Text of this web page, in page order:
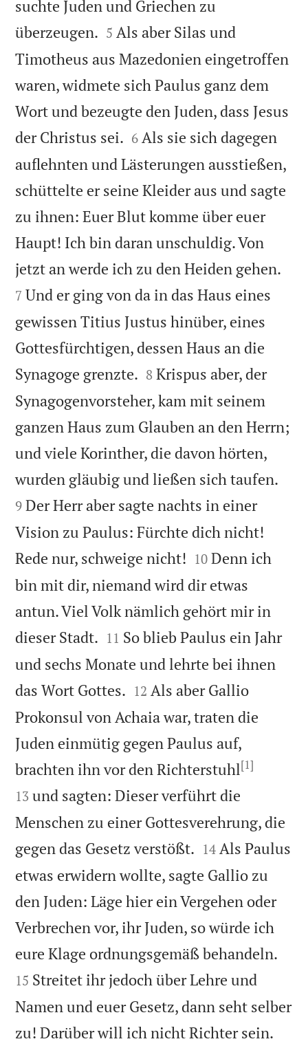
suchte Juden und Griechen zu
überzeugen. 

5 Als aber Silas und
Timotheus aus Mazedonien eingetroffen
waren, widmete sich Paulus ganz dem
Wort und bezeugte den Juden, dass Jesus
der Christus sei. 

6 Als sie sich dagegen
auflehnten und Lästerungen ausstießen,
schüttelte er seine Kleider aus und sagte
zu ihnen: Euer Blut komme über euer
Haupt! Ich bin daran unschuldig. Von
jetzt an werde ich zu den Heiden gehen.
7 Und er ging von da in das Haus eines
gewissen Titius Justus hinüber, eines
Gottesfürchtigen, dessen Haus an die
Synagoge grenzte. 

8 Krispus aber, der
Synagogenvorsteher, kam mit seinem
ganzen Haus zum Glauben an den Herrn;
und viele Korinther, die davon hörten,
wurden gläubig und ließen sich taufen.
9 Der Herr aber sagte nachts in einer
Vision zu Paulus: Fürchte dich nicht!
Rede nur, schweige nicht! 

10 Denn ich
bin mit dir, niemand wird dir etwas
antun. Viel Volk nämlich gehört mir in
dieser Stadt. 

11 So blieb Paulus ein Jahr
und sechs Monate und lehrte bei ihnen
das Wort Gottes. 

12 Als aber Gallio
Prokonsul von Achaia war, traten die
Juden einmütig gegen Paulus auf,
brachten ihn vor den Richterstuhl[1]
13 und sagten: Dieser verführt die
Menschen zu einer Gottesverehrung, die
gegen das Gesetz verstößt. 

14 Als Paulus
etwas erwidern wollte, sagte Gallio zu
den Juden: Läge hier ein Vergehen oder
Verbrechen vor, ihr Juden, so würde ich
eure Klage ordnungsgemäß behandeln.
15 Streitet ihr jedoch über Lehre und
Namen und euer Gesetz, dann seht selber
zu! Darüber will ich nicht Richter sein.